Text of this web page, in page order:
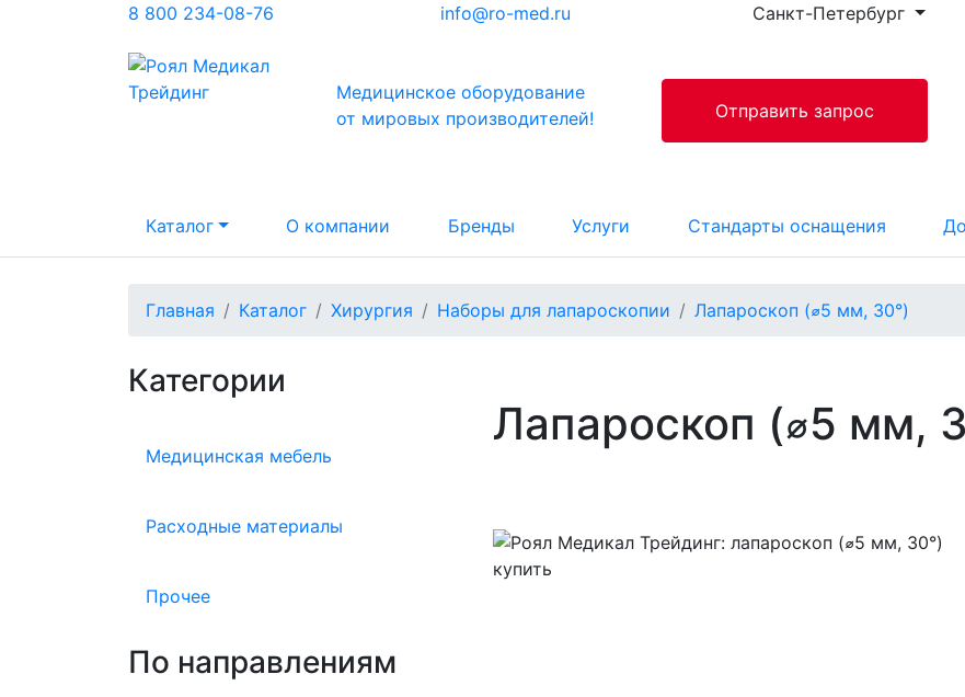
8 800 234-08-76 info@ro-med.ru Санкт-Петербург
Медицинское оборудование
от мировых производителей!
Отправить запрос
Каталог О компании Бренды Услуги Стандарты оснащения
Главная Каталог Хирургия Наборы для лапароскопии Лапароскоп (⌀5 мм, 30°)
Категории
Медицинская мебель
Расходные материалы
Прочее
По направлениям
Лапароскоп (⌀5 мм,